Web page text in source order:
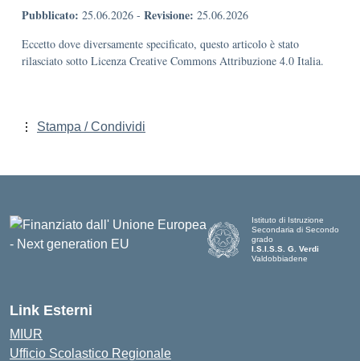
Pubblicato: 25.06.2026 - Revisione: 25.06.2026
Eccetto dove diversamente specificato, questo articolo è stato
rilasciato sotto Licenza Creative Commons Attribuzione 4.0 Italia.
Stampa / Condividi
Istituto di Istruzione
Secondaria di Secondo
grado
I.S.I.S.S. G. Verdi
Valdobbiadene
Link Esterni
MIUR
Ufficio Scolastico Regionale